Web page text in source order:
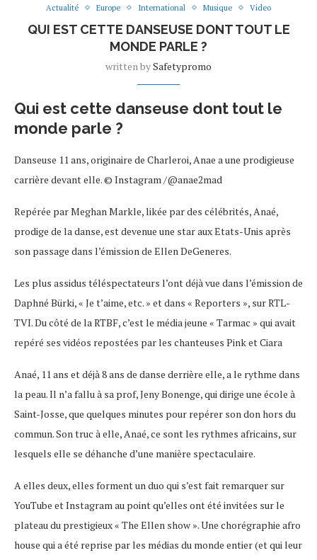
Actualité Europe International Musique Video
QUI EST CETTE DANSEUSE DONT TOUT LE
MONDE PARLE ?
written bySafetypromo
Qui est cette danseuse dont tout le
monde parle ?
Danseuse 11 ans, originaire de Charleroi, Anae a une prodigieuse
carrière devant elle. © Instagram /@anae2mad
Repérée par Meghan Markle, likée par des célébrités, Anaé,
prodige de la danse, est devenue une star aux Etats-Unis après
son passage dans l’émission de Ellen DeGeneres.
Les plus assidus téléspectateurs l’ont déjà vue dans l’émission de
Daphné Bürki, « Je t’aime, etc. » et dans « Reporters », sur RTL-
TVI. Du côté de la RTBF, c’est le média jeune « Tarmac » qui avait
repéré ses vidéos repostées par les chanteuses Pink et Ciara
Anaé, 11 ans et déjà 8 ans de danse derrière elle, a le rythme dans
la peau. Il n’a fallu à sa prof, Jeny Bonenge, qui dirige une école à
Saint-Josse, que quelques minutes pour repérer son don hors du
commun. Son truc à elle, Anaé, ce sont les rythmes africains, sur
lesquels elle se déhanche d’une manière spectaculaire.
A elles deux, elles forment un duo qui s’est fait remarquer sur
YouTube et Instagram au point qu’elles ont été invitées sur le
plateau du prestigieux « The Ellen show ». Une chorégraphie afro
house qui a été reprise par les médias du monde entier (et qui leur